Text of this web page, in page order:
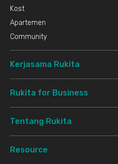
Kost
Apartemen
Community
Kerjasama Rukita
Rukita for Business
Tentang Rukita
Resource